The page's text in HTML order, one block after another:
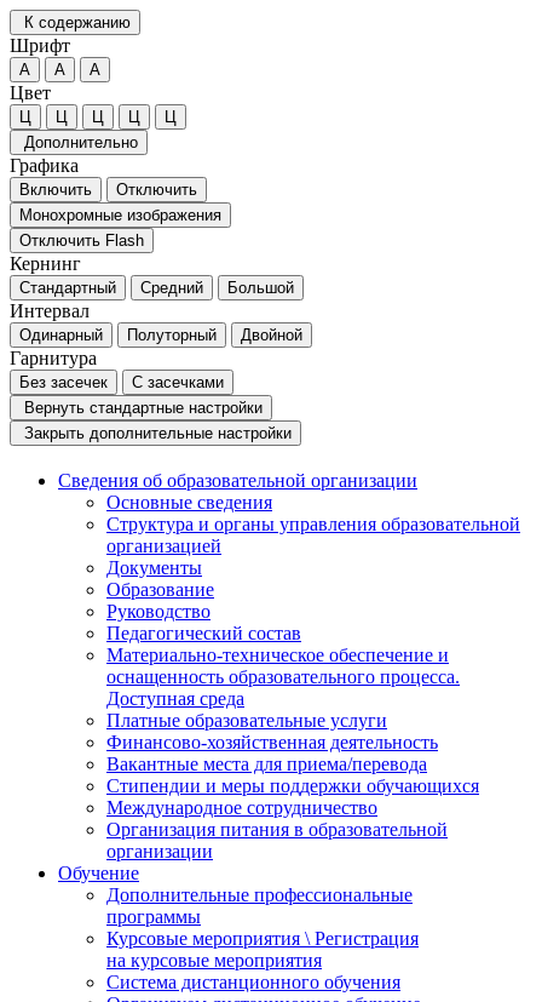
К содержанию
Шрифт
А А А
Цвет
Ц Ц Ц Ц
Ц
Дополнительно
Графика
Включить
Отключить
Монохромные изображения
Отключить Flash
Кернинг
Стандартный Средний Большой
Интервал
Одинарный Полуторный Двойной
Гарнитура
Без засечек
С засечками
Вернуть стандартные настройки
Закрыть дополнительные настройки
Сведения об образовательной организации
Основные сведения
Структура и органы управления образовательной
организацией
Документы
Образование
Руководство
Педагогический состав
Материально-техническое обеспечение и
оснащенность образовательного процесса.
Доступная среда
Платные образовательные услуги
Финансово-хозяйственная деятельность
Вакантные места для приема/перевода
Стипендии и меры поддержки обучающихся
Международное сотрудничество
Организация питания в образовательной
организации
Обучение
Дополнительные профессиональные
программы
Курсовые мероприятия \ Регистрация
на курсовые мероприятия
Система дистанционного обучения